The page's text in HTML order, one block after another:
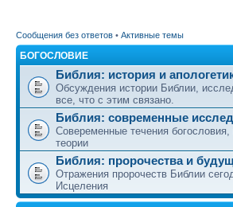
Сообщения без ответов • Активные темы
БОГОСЛОВИЕ
Библия: история и
Обсуждения истории Библии,
все, что с этим связано.
Библия: современные
Совеременные течения
теории
Библия: пророчества и
Отражения пророчеств Библии
Исцеления